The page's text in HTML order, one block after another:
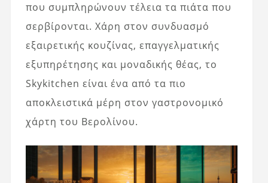
που συμπληρώνουν τέλεια τα πιάτα που
σερβίρονται. Χάρη στον συνδυασμό
εξαιρετικής κουζίνας, επαγγελματικής
εξυπηρέτησης και μοναδικής θέας, το
Skykitchen είναι ένα από τα πιο
αποκλειστικά μέρη στον γαστρονομικό
χάρτη του Βερολίνου.